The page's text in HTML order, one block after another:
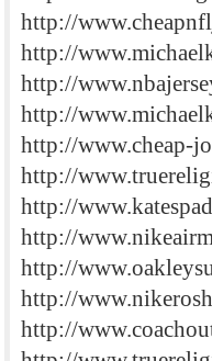
http://
http://
http://
http://
http://www.cheap-
http://
http://
http://
http://
http://
http://